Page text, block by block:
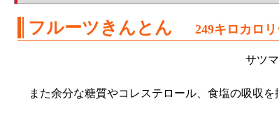
フルーツきんとん 249キロカロ
サツマ
また余分な糖質やコレステロール、食塩の吸収を